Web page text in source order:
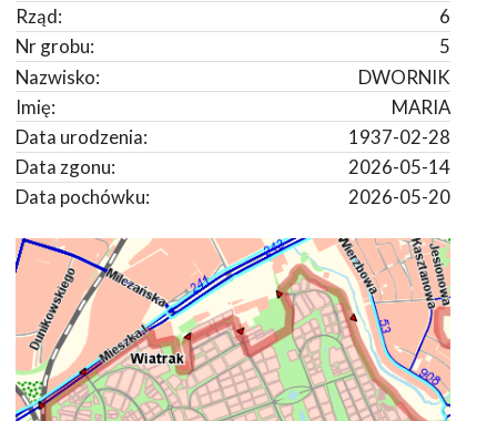
6
Rząd:
5
Nr grobu:
DWORNIK
Nazwisko:
MARIA
Imię:
1937-02-28
Data urodzenia:
2026-05-14
Data zgonu:
2026-05-20
Data pochówku: